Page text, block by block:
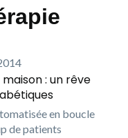
: un rêve
en boucle
de patients